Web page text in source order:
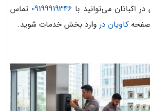
اکباتان می‌توانید با 09199919346 تماس
صفحه کاویان در وارد بخش خدمات شوید.